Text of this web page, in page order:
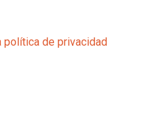
política de privacidad